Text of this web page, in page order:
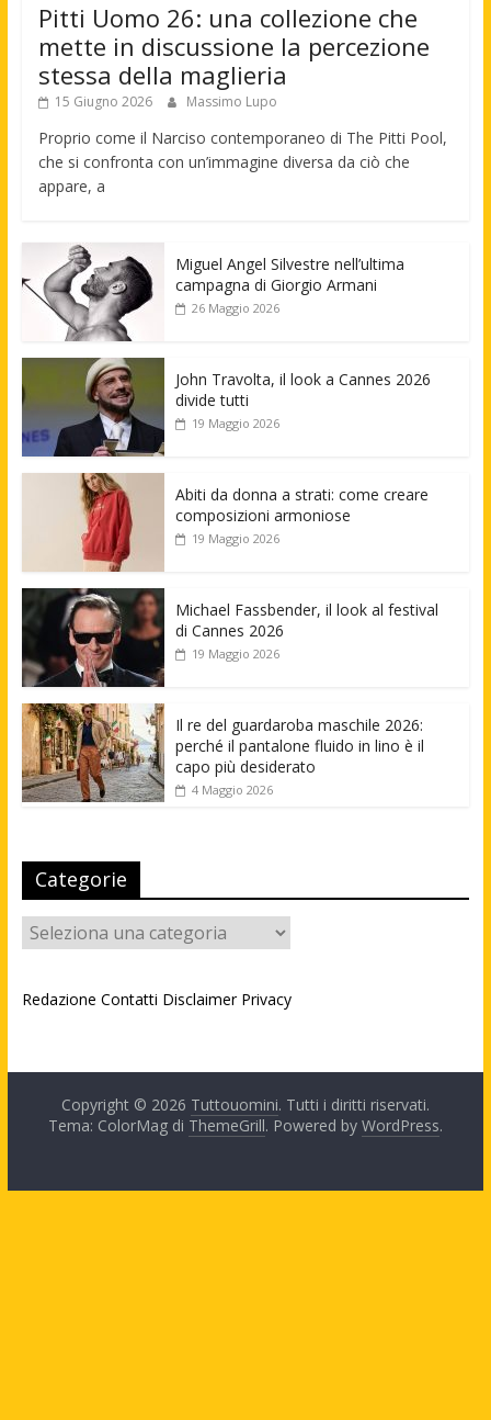
Pitti Uomo 26: una collezione che
mette in discussione la percezione
stessa della maglieria
15 Giugno 2026 Massimo Lupo
Proprio come il Narciso contemporaneo di The Pitti Pool,
che si confronta con un’immagine diversa da ciò che
appare, a
Miguel Angel Silvestre nell’ultima
campagna di Giorgio Armani
26 Maggio 2026
John Travolta, il look a Cannes 2026
divide tutti
19 Maggio 2026
Abiti da donna a strati: come creare
composizioni armoniose
19 Maggio 2026
Michael Fassbender, il look al festival
di Cannes 2026
19 Maggio 2026
Il re del guardaroba maschile 2026:
perché il pantalone fluido in lino è il
capo più desiderato
4 Maggio 2026
Categorie
Categorie
Redazione Contatti Disclaimer Privacy
Copyright © 2026 Tuttouomini. Tutti i diritti riservati.
Tema: ColorMag di ThemeGrill. Powered by WordPress.